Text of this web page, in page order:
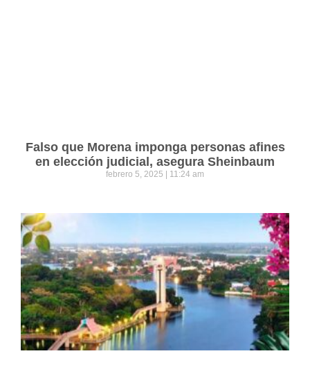
Falso que Morena imponga personas afines
en elección judicial, asegura Sheinbaum
febrero 5, 2025 11:24 am